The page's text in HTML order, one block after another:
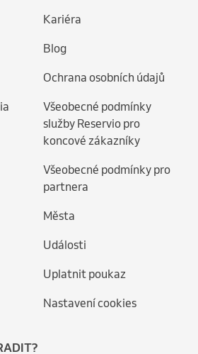
Kariéra
Blog
Ochrana osobních údajů
Všeobecné podmínky
služby Reservio pro
koncové zákazníky
Všeobecné podmínky pro
partnera
Města
Události
Uplatnit poukaz
Nastavení cookies